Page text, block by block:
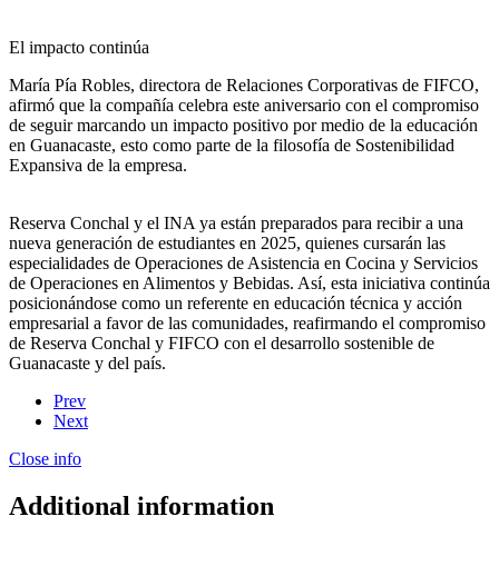
El impacto continúa
María Pía Robles, directora de Relaciones Corporativas de FIFCO,
afirmó que la compañía celebra este aniversario con el compromiso
de seguir marcando un impacto positivo por medio de la educación
en Guanacaste, esto como parte de la filosofía de Sostenibilidad
Expansiva de la empresa.
Reserva Conchal y el INA ya están preparados para recibir a una
nueva generación de estudiantes en 2025, quienes cursarán las
especialidades de Operaciones de Asistencia en Cocina y Servicios
de Operaciones en Alimentos y Bebidas. Así, esta iniciativa continúa
posicionándose como un referente en educación técnica y acción
empresarial a favor de las comunidades, reafirmando el compromiso
de Reserva Conchal y FIFCO con el desarrollo sostenible de
Guanacaste y del país.
Prev
Next
Close info
Additional information